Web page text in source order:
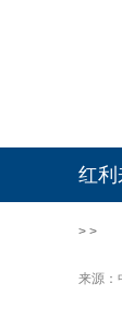
红利
> >
来源：